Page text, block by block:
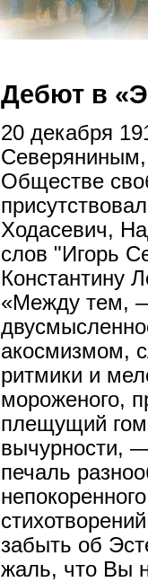
Дебют в
20 декабря
Северяниным,
Обществе
Ходасевич,
слов "Игорь
Константину
«Между тем,
акосмизмом,
ритмики и
мороженого,
плещущий
вычурности,
печаль
забыть об
жаль, что Вы